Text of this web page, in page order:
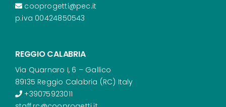
cooprogetti@pec.it
p.iva 00424850543
REGGIO CALABRIA
Via Quarnaro I, 6 – Gallico
89135 Reggio Calabria (RC) Italy
+39075923011